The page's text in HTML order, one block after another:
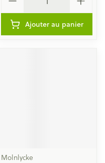
Ajouter au panier
Molnlycke